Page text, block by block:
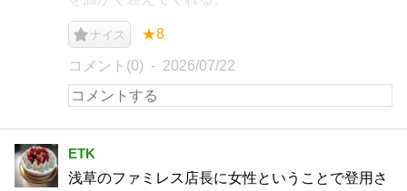
ナイス ★8
コメント(0) 2026/07/22
ETK
浅草のファミレス店長に女性ということで登用さ